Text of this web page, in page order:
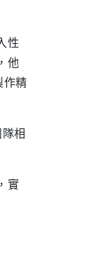
性
他
作精
相
實